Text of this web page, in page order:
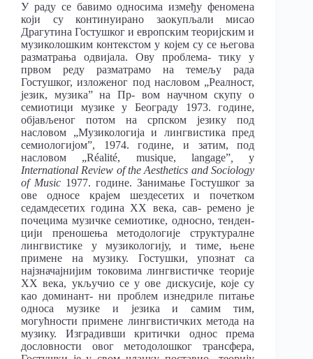
У раду се бавимо односима између феномена
који су континуирано заокупљали мисао
Драгутина Гостушког и европским теоријским и
музиколошким контекстом у којем су се његова
разматрања одвијала. Ову проблема- тику у
првом реду разматрамо на темељу рада
Гостушког, изложеног под насловом „Реалност,
језик, музика” на Пр- вом научном скупу о
семиотици музике у Београду 1973. године,
објављеног потом на српском језику под
насловом „Музикологија и лингвистика пред
семиологијом”, 1974. године, и затим, под
насловом „Réalité, musique, langage”,у
International Review of the Aesthetics and Sociology
of Music 1977. године. Занимање Гостушког за
ове односе крајем шездесетих и почетком
седамдесетих година XX века, сав- ремено је
почецима музичке семиотике, односно, тенден-
цији преношења методологије структуралне
лингвистике у музикологију, и тиме, њене
примене на музику. Гостушки, упознат са
најзначајнијим токовима лингвистичке теорије
XX века, укључио се у ове дискусије, које су
као доминант- ни проблем изнедриле питање
односа музике и језика и самим тим,
могућности примене лингвистичких метода на
музику. Изградивши критички однос према
дословности овог методолошког трансфера,